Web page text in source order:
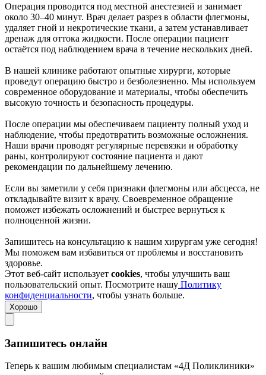
Операция проводится под местной анестезией и занимает
около 30–40 минут. Врач делает разрез в области флегмоны,
удаляет гной и некротические ткани, а затем устанавливает
дренаж для оттока жидкости. После операции пациент
остаётся под наблюдением врача в течение нескольких дней.
В нашей клинике работают опытные хирурги, которые
проведут операцию быстро и безболезненно. Мы используем
современное оборудование и материалы, чтобы обеспечить
высокую точность и безопасность процедуры.
После операции мы обеспечиваем пациенту полный уход и
наблюдение, чтобы предотвратить возможные осложнения.
Наши врачи проводят регулярные перевязки и обработку
раны, контролируют состояние пациента и дают
рекомендации по дальнейшему лечению.
Если вы заметили у себя признаки флегмоны или абсцесса, не
откладывайте визит к врачу. Своевременное обращение
поможет избежать осложнений и быстрее вернуться к
полноценной жизни.
Запишитесь на консультацию к нашим хирургам уже сегодня!
Мы поможем вам избавиться от проблемы и восстановить
здоровье.
Этот веб-сайт использует cookies, чтобы улучшить ваш
пользовательский опыт. Посмотрите нашу Политику
конфиденциальности, чтобы узнать больше.
Хорошо
Запишитесь онлайн
Теперь к вашим любимым специалистам «4Д Поликлиники»